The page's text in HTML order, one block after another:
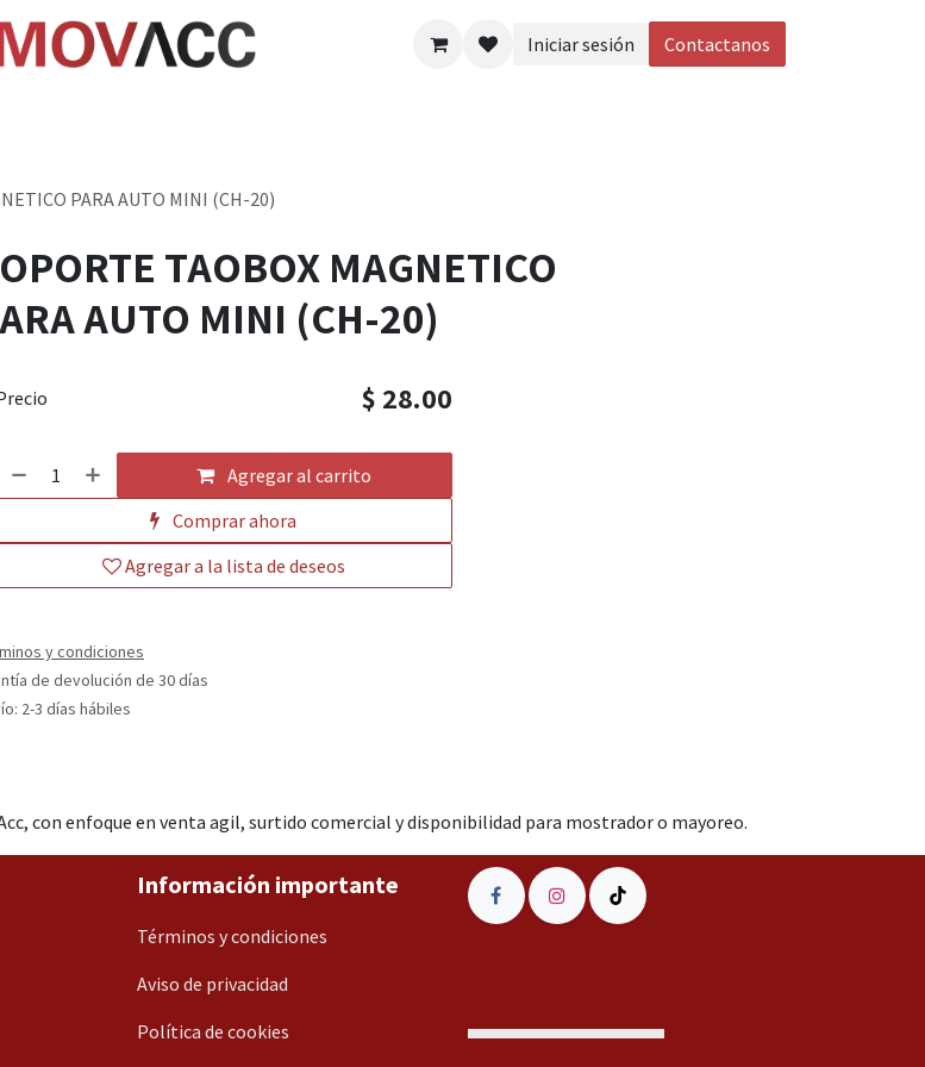
Iniciar sesión
Contactanos
PARA AUTO MINI (CH-20)
TAOBOX MAGNETICO
AUTO MINI (CH-20)
Agregar al carrito
Comprar ahora
Agregar a la lista de deseos
$ 28.00
y condiciones
de devolución de 30 días
2-3 días hábiles
con enfoque en venta agil, surtido comercial y disponibilidad para mostrador o mayoreo.
Información importante
Términos y condiciones
Aviso de privacidad
Política de cookies